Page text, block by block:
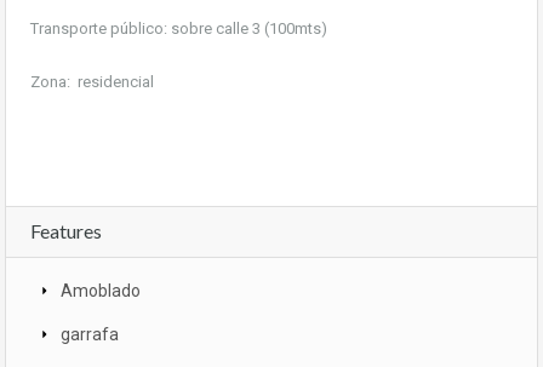
Transporte público: sobre calle 3 (100mts)
Zona: residencial
Features
Amoblado
garrafa